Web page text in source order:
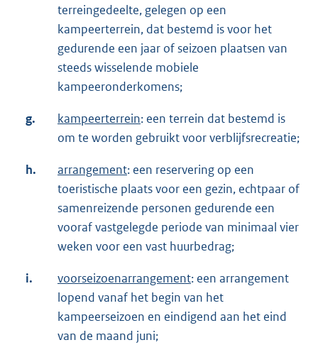
terreingedeelte, gelegen op een
kampeerterrein, dat bestemd is voor het
gedurende een jaar of seizoen plaatsen van
steeds wisselende mobiele
kampeeronderkomens;
g. kampeerterrein: een terrein dat bestemd is
om te worden gebruikt voor verblijfsrecreatie;
h. arrangement: een reservering op een
toeristische plaats voor een gezin, echtpaar of
samenreizende personen gedurende een
vooraf vastgelegde periode van minimaal vier
weken voor een vast huurbedrag;
i. voorseizoenarrangement: een arrangement
lopend vanaf het begin van het
kampeerseizoen en eindigend aan het eind
van de maand juni;